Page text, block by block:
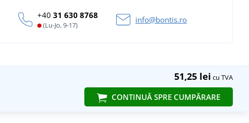
+40 31 630 8768
(Lu-Jo, 9-17)
info@bontis.ro
51,25 lei cu TVA
CONTINUĂ SPRE CUMPĂRARE